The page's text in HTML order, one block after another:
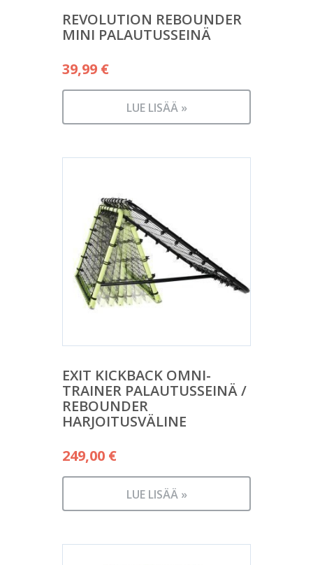
REVOLUTION REBOUNDER
MINI PALAUTUSSEINÄ
39,99 €
LUE LISÄÄ »
EXIT KICKBACK OMNI-
TRAINER PALAUTUSSEINÄ /
REBOUNDER
HARJOITUSVÄLINE
249,00 €
LUE LISÄÄ »